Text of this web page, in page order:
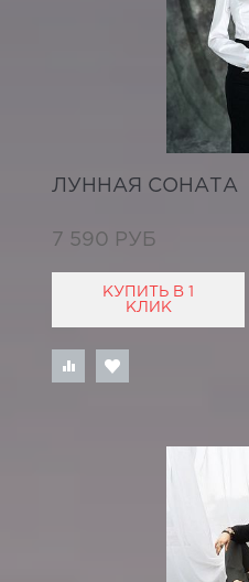
ЛУННАЯ СОНАТА
7 590 РУБ
КУПИТЬ В 1
КЛИК